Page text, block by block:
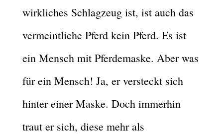
wirkliches Schlagzeug ist, ist auch das
vermeintliche Pferd kein Pferd. Es ist
ein Mensch mit Pferdemaske. Aber was
für ein Mensch! Ja, er versteckt sich
hinter einer Maske. Doch immerhin
traut er sich, diese mehr als